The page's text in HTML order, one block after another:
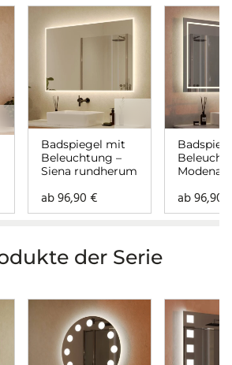
Badspiegel mit
Beleuchtung –
Siena rundherum
ab96,90€
Modena
ab96,90
der Serie